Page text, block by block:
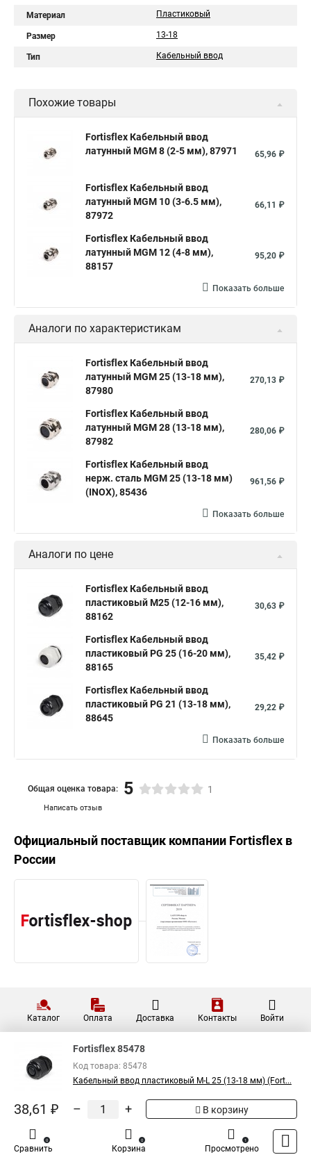
Материал Пластиковый
Размер 13-18
Тип Кабельный ввод
Похожие товары
Fortisflex Кабельный ввод
латунный МGM 8 (2-5 мм), 87971
65,96 ₽
Fortisflex Кабельный ввод
латунный МGM 10 (3-6.5 мм),
87972
66,11 ₽
Fortisflex Кабельный ввод
латунный МGM 12 (4-8 мм),
88157
95,20 ₽
Показать больше
Аналоги по характеристикам
Fortisflex Кабельный ввод
латунный МGM 25 (13-18 мм),
87980
270,13 ₽
Fortisflex Кабельный ввод
латунный МGM 28 (13-18 мм),
87982
280,06 ₽
Fortisflex Кабельный ввод
нерж. сталь MGM 25 (13-18 мм)
(INOX), 85436
961,56 ₽
Показать больше
Аналоги по цене
Fortisflex Кабельный ввод
пластиковый М25 (12-16 мм),
88162
30,63 ₽
Fortisflex Кабельный ввод
пластиковый PG 25 (16-20 мм),
88165
35,42 ₽
Fortisflex Кабельный ввод
пластиковый PG 21 (13-18 мм),
88645
29,22 ₽
Показать больше
Написать отзыв
Общая оценка товара: 5 1
Официальный поставщик компании Fortisflex в
России
Каталог Оплата Доставка Контакты Войти
Fortisflex 85478
Код товара: 85478
Кабельный ввод пластиковый M-L 25 (13-18 мм) (Fort...
38,61 ₽ – + В корзину
Сравнить
0
Корзина
0
Просмотрено
1